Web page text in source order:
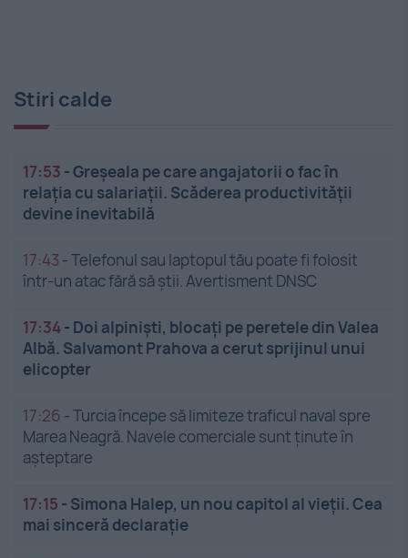
Stiri calde
17:53 -Greșeala pe care angajatorii o fac în
relația cu salariații. Scăderea productivității
devine inevitabilă
17:43 -Telefonul sau laptopul tău poate fi folosit
într-un atac fără să știi. Avertisment DNSC
17:34- Doi alpiniști, blocați pe peretele din Valea
Albă. Salvamont Prahova a cerut sprijinul unui
elicopter
17:26 -Turcia începe să limiteze traficul naval spre
Marea Neagră. Navele comerciale sunt ținute în
așteptare
17:15 - Simona Halep, un nou capitol al vieții. Cea
mai sinceră declarație